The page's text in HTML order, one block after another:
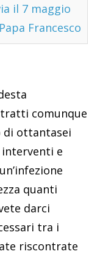
il 7 maggio
Francesco
comunque
di ottantasei
e
quanti
darci
tra i
riscontrate